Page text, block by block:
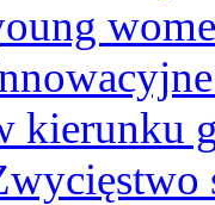
kierunku